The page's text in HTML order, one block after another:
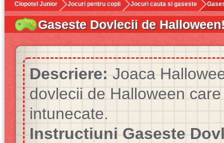
Clopotel Junior Jocuri pentru copii Jocuri cauta si gaseste
Gaseste Dovlecii de
Descriere: Joaca
dovlecii de Halloween
intunecate.
Instructiuni Gaseste